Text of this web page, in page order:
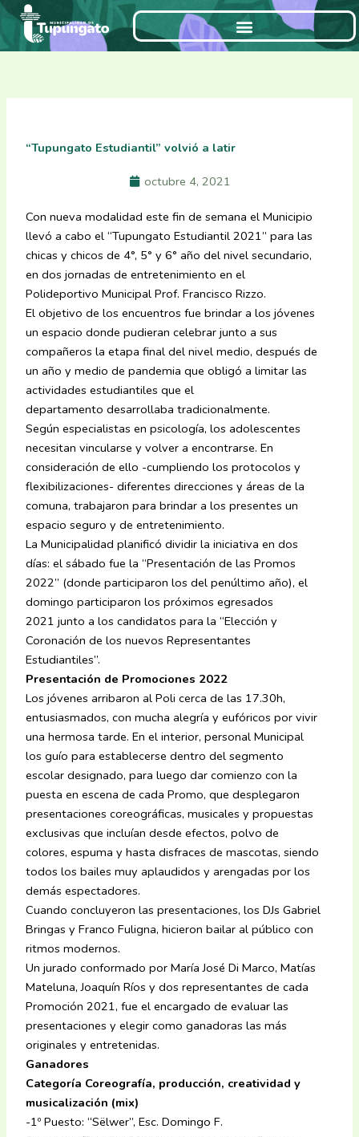
Ir
contenido
“Tupungato Estudiantil” volvió a latir
octubre 4, 2021
Con nueva modalidad este fin de semana el Municipio
llevó a cabo el “Tupungato Estudiantil 2021” para las
chicas y chicos de 4°, 5° y 6° año del nivel secundario,
en dos jornadas de entretenimiento en el
Polideportivo Municipal Prof. Francisco Rizzo.
El objetivo de los encuentros fue brindar a los jóvenes
un espacio donde pudieran celebrar junto a sus
compañeros la etapa final del nivel medio, después de
un año y medio de pandemia que obligó a limitar las
actividades estudiantiles que el
departamento desarrollaba tradicionalmente.
Según especialistas en psicología, los adolescentes
necesitan vincularse y volver a encontrarse. En
consideración de ello -cumpliendo los protocolos y
flexibilizaciones- diferentes direcciones y áreas de la
comuna, trabajaron para brindar a los presentes un
espacio seguro y de entretenimiento.
La Municipalidad planificó dividir la iniciativa en dos
días: el sábado fue la “Presentación de las Promos
2022” (donde participaron los del penúltimo año), el
domingo participaron los próximos egresados
2021 junto a los candidatos para la “Elección y
Coronación de los nuevos Representantes
Estudiantiles”.
Presentación de Promociones 2022
Los jóvenes arribaron al Poli cerca de las 17.30h,
entusiasmados, con mucha alegría y eufóricos por vivir
una hermosa tarde. En el interior, personal Municipal
los guío para establecerse dentro del segmento
escolar designado, para luego dar comienzo con la
puesta en escena de cada Promo, que desplegaron
presentaciones coreográficas, musicales y propuestas
exclusivas que incluían desde efectos, polvo de
colores, espuma y hasta disfraces de mascotas, siendo
todos los bailes muy aplaudidos y arengadas por los
demás espectadores.
Cuando concluyeron las presentaciones, los DJs Gabriel
Bringas y Franco Fuligna, hicieron bailar al público con
ritmos modernos.
Un jurado conformado por María José Di Marco, Matías
Mateluna, Joaquín Ríos y dos representantes de cada
Promoción 2021, fue el encargado de evaluar las
presentaciones y elegir como ganadoras las más
originales y entretenidas.
Ganadores
Categoría Coreografía, producción, creatividad y
musicalización (mix)
-1º Puesto: “Sëlwer”, Esc. Domingo F.